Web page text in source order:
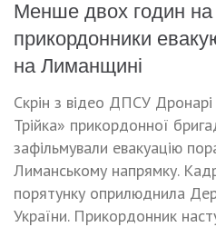
Менше двох годин на
прикордонники
на Лиманщині
Скрін з відео ДПСУ Дронарі
Трійка» прикордонної
зафільмували евакуацію
Лиманському напрямку.
порятунку оприлюднила
України. Прикордонник